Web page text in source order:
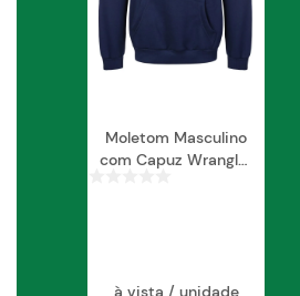
Moletom Masculino
com Capuz Wrangler
à vista / unidade